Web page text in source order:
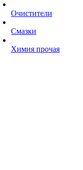
Очистители
Смазки
Химия прочая